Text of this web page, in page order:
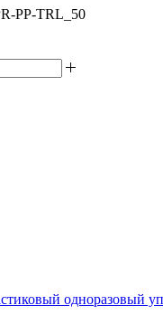
PP-TRL_50
одноразовый